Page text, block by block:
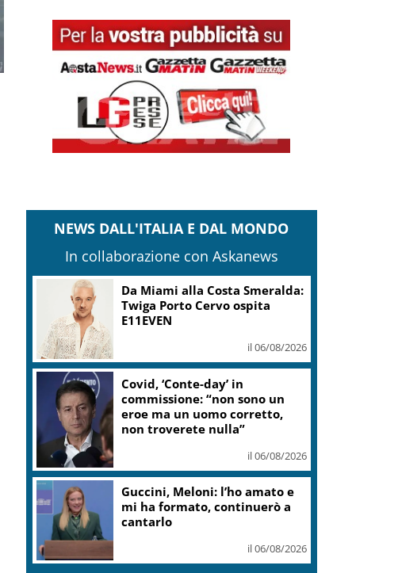
NEWS DALL'ITALIA E DAL MONDO
In collaborazione con Askanews
Da Miami alla Costa Smeralda:
Twiga Porto Cervo ospita
E11EVEN
il 06/08/2026
Covid, ‘Conte-day’ in
commissione: “non sono un
eroe ma un uomo corretto,
non troverete nulla”
il 06/08/2026
Guccini, Meloni: l’ho amato e
mi ha formato, continuerò a
cantarlo
il 06/08/2026